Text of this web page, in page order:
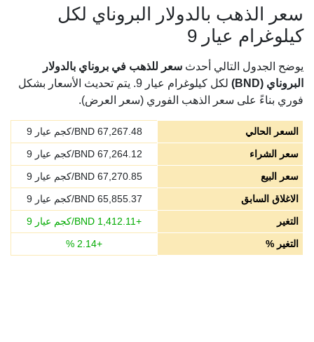
سعر الذهب بالدولار البروناي لكل
كيلوغرام عيار 9
يوضح الجدول التالي أحدث سعر للذهب في بروناي بالدولار
البروناي (BND)
لكل كيلوغرام عيار 9. يتم تحديث الأسعار بشكل
فوري بناءً على سعر الذهب الفوري (سعر العرض).
السعر الحالي 67,267.48 BND/كجم عيار 9
سعر الشراء
67,264.12 BND/كجم عيار 9
سعر البيع
67,270.85 BND/كجم عيار 9
الاغلاق السابق
65,855.37 BND/كجم عيار 9
التغير
+
1,412.11
التغير %
+
2.14
%